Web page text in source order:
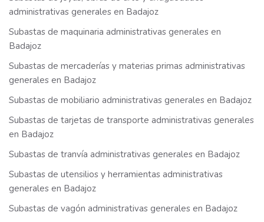
administrativas generales en Badajoz
Subastas de maquinaria administrativas generales en
Badajoz
Subastas de mercaderías y materias primas administrativas
generales en Badajoz
Subastas de mobiliario administrativas generales en Badajoz
Subastas de tarjetas de transporte administrativas generales
en Badajoz
Subastas de tranvía administrativas generales en Badajoz
Subastas de utensilios y herramientas administrativas
generales en Badajoz
Subastas de vagón administrativas generales en Badajoz